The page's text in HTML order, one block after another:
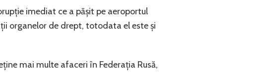
imediat ce a pășit pe aeroportul
organelor de drept, totodata el este și
mai multe afaceri în Federația Rusă,